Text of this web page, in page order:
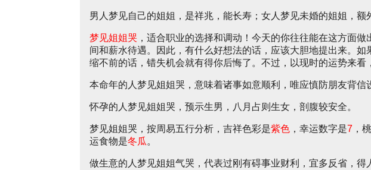
男人梦见自己的姐姐，是祥兆，能长寿；女人梦见未婚的姐姐，额
梦见姐姐哭 ，适合职业的选择和调动！今天的你往往能在这方面
间和薪水待遇。因此，有什么好想法的话，应该大胆地提出来。
缩不前的话，错失机会就有得你后悔了。不过，以现时的运势来看
本命年的人梦见姐姐哭，意味着诸事如意顺利，唯应慎防朋友背信
怀孕的人梦见姐姐哭，预示生男，八月占则生女，剖腹较安全。
梦见姐姐哭，按周易五行分析，吉祥色彩是紫色 ，幸运数字是7 ，
运食物是冬瓜 。
做生意的人梦见姐姐气哭，代表过刚有碍事业财利，宜多反省，得